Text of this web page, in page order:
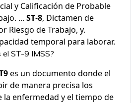
y Calificación de Probable
... ST-8, Dictamen de
Riesgo de Trabajo, y.
temporal para laborar.
el ST-9 IMSS?
es un documento donde el
de manera precisa los
la enfermedad y el tiempo de